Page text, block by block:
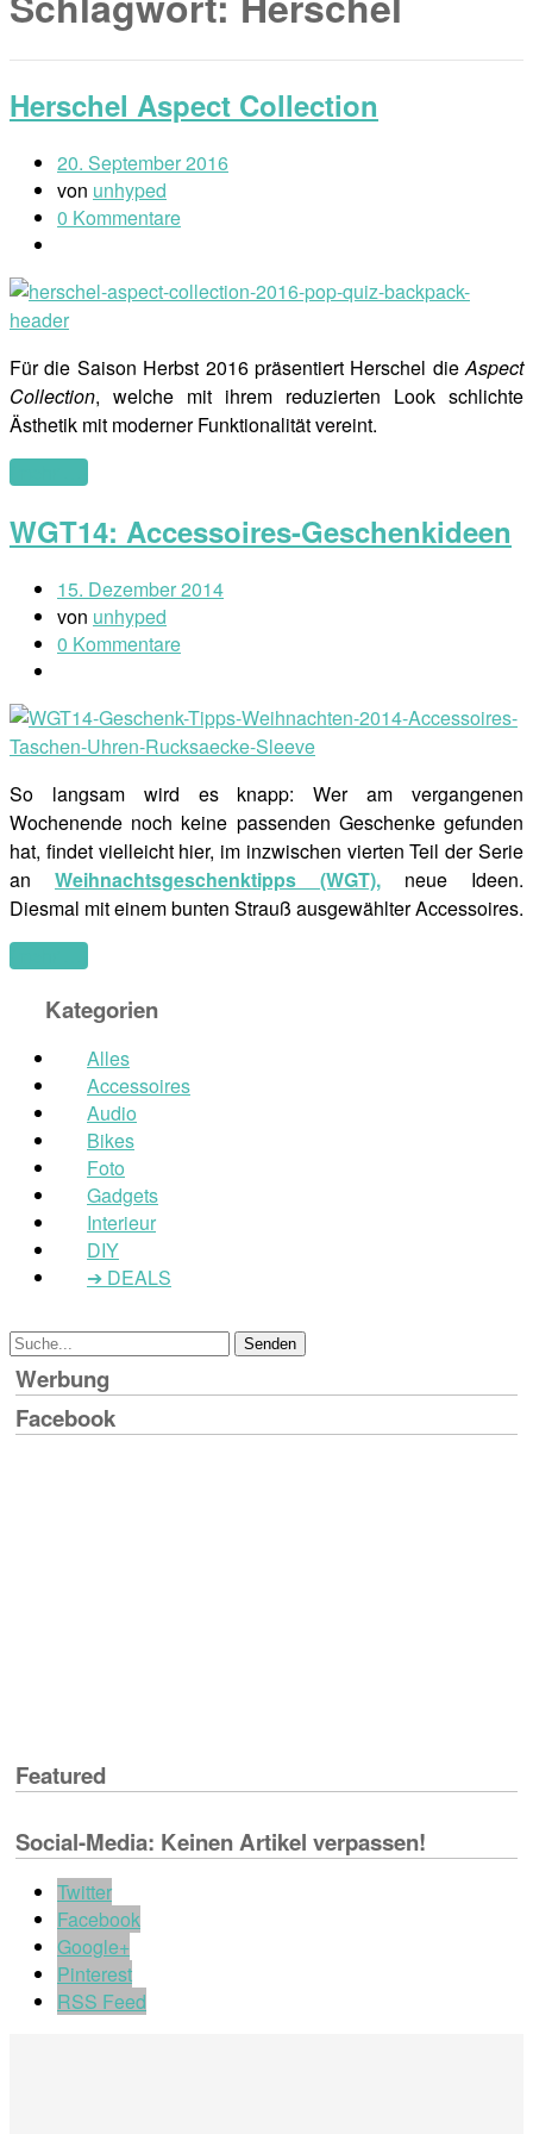
Herschel Aspect Collection
20. September 2016
von unhyped
0 Kommentare
Für die Saison Herbst 2016 präsentiert Herschel dieAspect
Collection, welche mit ihrem reduzierten Look schlichte
Ästhetik mit moderner Funktionalität vereint.
WGT14: Accessoires-Geschenkideen
15. Dezember 2014
von unhyped
0 Kommentare
So langsam wird es knapp: Wer am vergangenen
Wochenende noch keine passenden Geschenke gefunden
hat, findet vielleicht hier, im inzwischen vierten Teil der Serie
an Weihnachtsgeschenktipps (WGT),
neue Ideen.
Diesmal mit einem bunten Strauß ausgewählter Accessoires.
Kategorien
Alles
Accessoires
Audio
Bikes
Foto
Gadgets
Interieur
DIY
➔ DEALS
Werbung
Facebook
Featured
Social-Media: Keinen Artikel verpassen!
Twitter
Facebook
Google+
Pinterest
RSS Feed